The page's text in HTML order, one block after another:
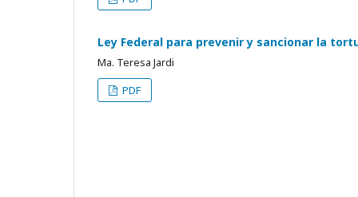
Ley Federal para prevenir y sancionar la
Ma. Teresa Jardi
PDF